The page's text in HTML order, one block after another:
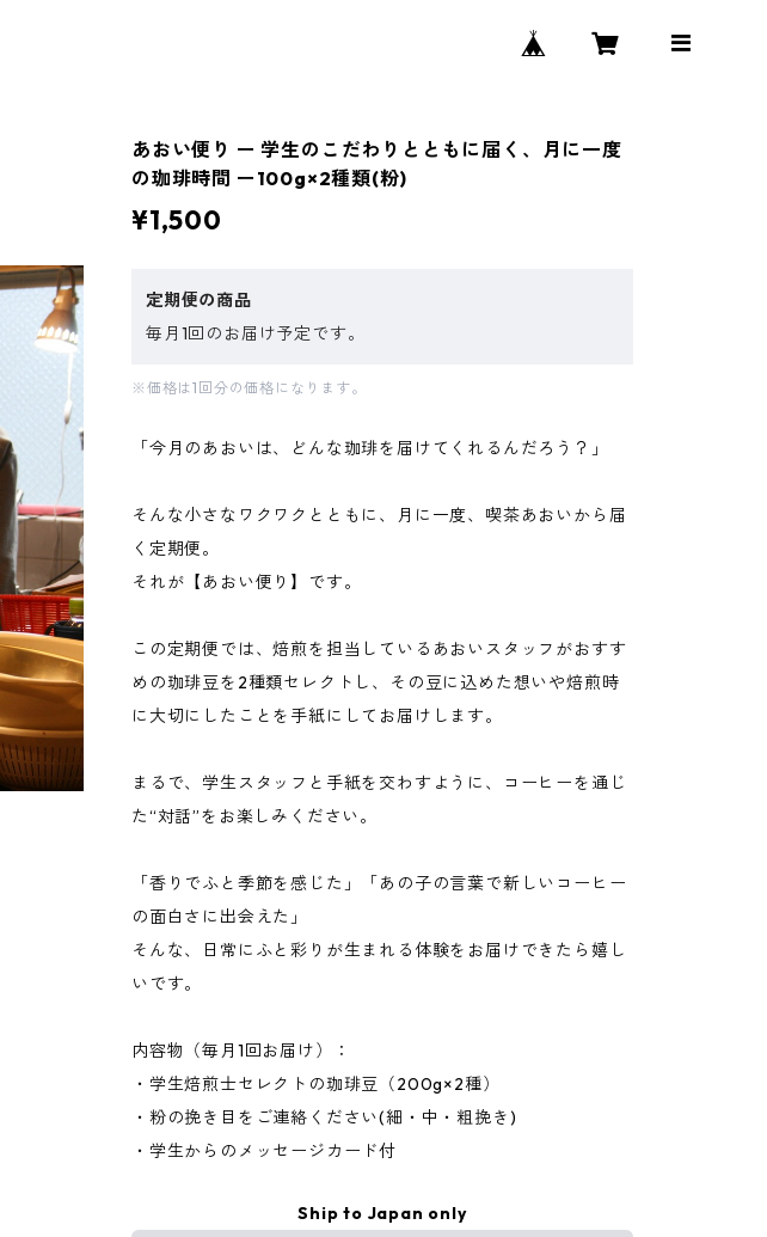
あおい便り ー 学生のこだわりとともに届く、月に一度
の珈琲時間 ー100g×2種類(粉)
¥1,500
定期便の商品
毎月1回のお届け予定です。
※価格は1回分の価格になります。
「今月のあおいは、どんな珈琲を届けてくれるんだろう？」
そんな小さなワクワクとともに、月に一度、喫茶あおいから届
く定期便。
それが【あおい便り】です。
この定期便では、焙煎を担当しているあおいスタッフがおすす
めの珈琲豆を2種類セレクトし、その豆に込めた想いや焙煎時
に大切にしたことを手紙にしてお届けします。
まるで、学生スタッフと手紙を交わすように、コーヒーを通じ
た“対話”をお楽しみください。
「香りでふと季節を感じた」「あの子の言葉で新しいコーヒー
の面白さに出会えた」
そんな、日常にふと彩りが生まれる体験をお届けできたら嬉し
いです。
内容物（毎月1回お届け）：
・学生焙煎士セレクトの珈琲豆（200g×2種）
・粉の挽き目をご連絡ください(細・中・粗挽き)
・学生からのメッセージカード付
Ship to Japan only